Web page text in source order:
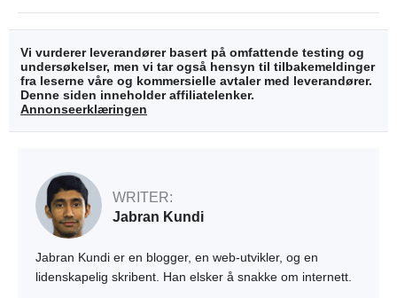
Vi vurderer leverandører basert på omfattende testing og
undersøkelser, men vi tar også hensyn til tilbakemeldinger
fra leserne våre og kommersielle avtaler med leverandører.
Denne siden inneholder affiliatelenker.
Annonseerklæringen
WRITER:
Jabran Kundi
Jabran Kundi er en blogger, en web-utvikler, og en
lidenskapelig skribent. Han elsker å snakke om internett.